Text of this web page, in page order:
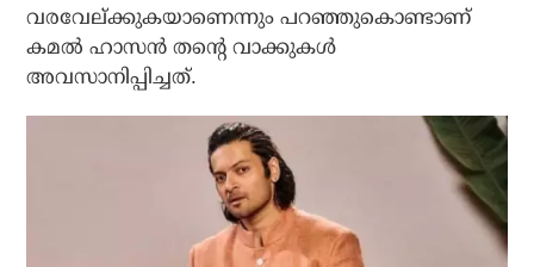
വരവേല്ക്കുകയാണെന്നും പറഞ്ഞുകൊണ്ടാണ്
കമല്‍ ഹാസന്‍ തന്റെ വാക്കുകള്‍
അവസാനിപ്പിച്ചത്.